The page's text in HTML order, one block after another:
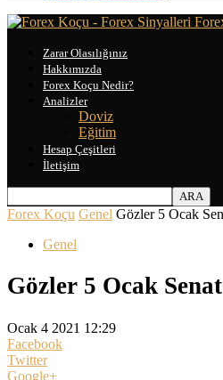
Zarar Olasılığınız
Hakkımızda
Forex Koçu Nedir?
Analizler
Doviz
Eğitim
Hesap Çeşitleri
İletişim
Forex Koçu Genel Gözler 5 Ocak
Genel
Gözler 5 Ocak
Ocak 4 2021 12:29
Facebook
Twitter
Google+